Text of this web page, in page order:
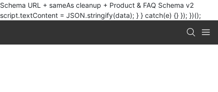
Schema URL + sameAs cleanup + Product & FAQ Schema v2
script.textContent = JSON.stringify(data); } } catch(e) {} }); })();